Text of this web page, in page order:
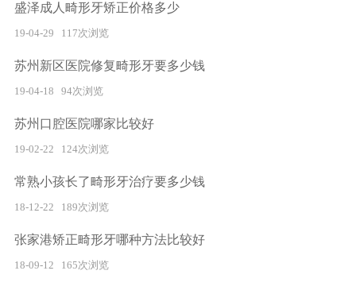
盛泽成人畸形牙矫正价格多少
19-04-29 117次浏览
苏州新区医院修复畸形牙要多少钱
19-04-18 94次浏览
苏州口腔医院哪家比较好
19-02-22 124次浏览
常熟小孩长了畸形牙治疗要多少钱
18-12-22 189次浏览
张家港矫正畸形牙哪种方法比较好
18-09-12 165次浏览